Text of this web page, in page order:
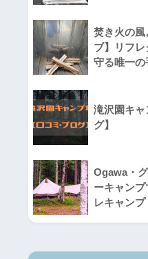
焚き火の
ブ】リフ
守る唯一の
滝沢園キャ
グ】
Ogawa・
ーキャン
レキャンプ